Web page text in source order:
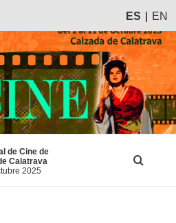
ES EN
de Cine de
Calatrava
2025